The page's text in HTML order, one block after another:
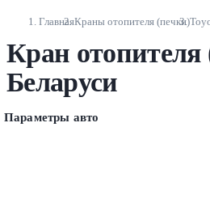
ГлавнаяКраны отопителя (печки)
Кран
Беларуси
Параметры авто